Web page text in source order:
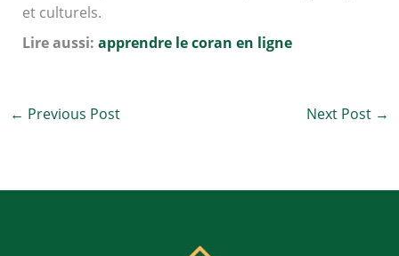
et culturels.
Lire aussi: apprendre le coran en ligne
← Previous Post Next Post →